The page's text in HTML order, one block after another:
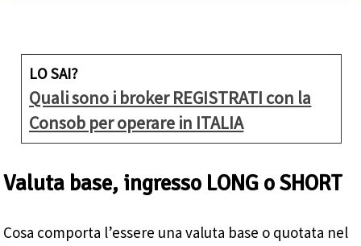
LO SAI?
Quali sono i broker REGISTRATI con la
Consob per operare in ITALIA
Valuta base, ingresso LONG o SHORT
Cosa comporta l’essere una valuta base o quotata nel